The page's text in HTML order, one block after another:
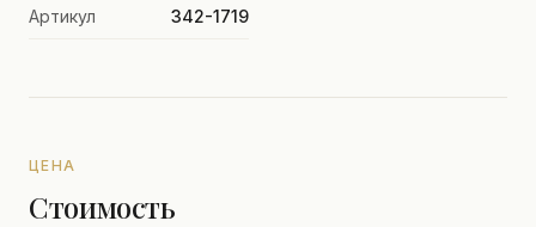
Артикул 342-1719
ЦЕНА
Стоимость